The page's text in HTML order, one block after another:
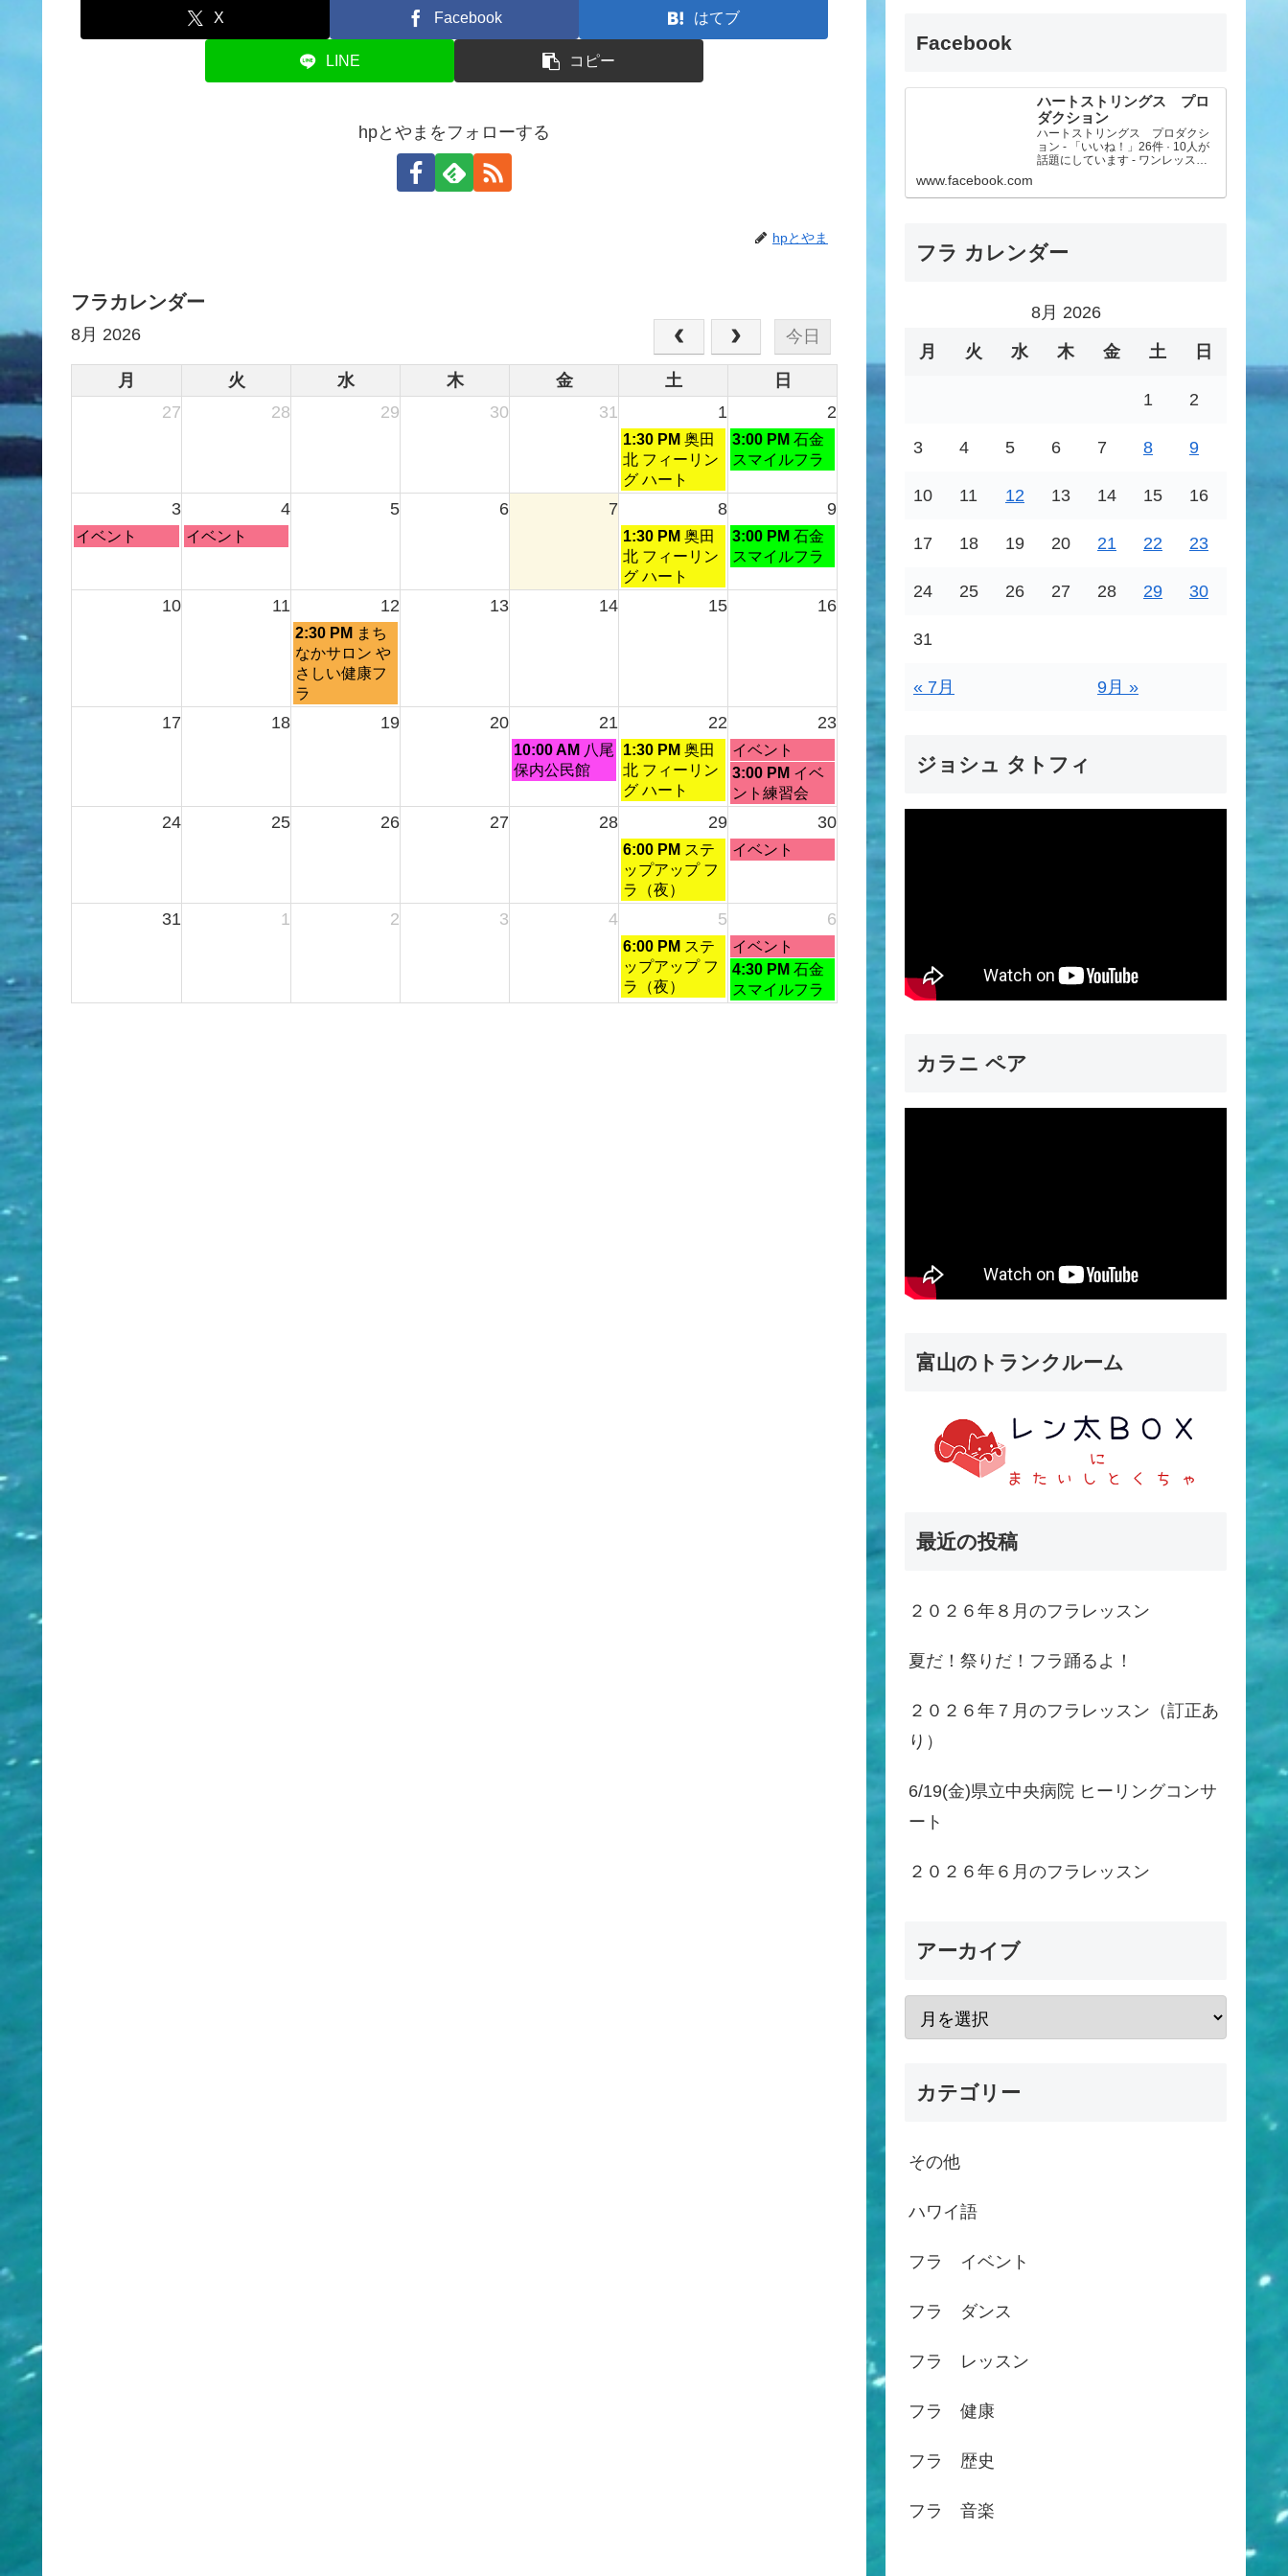
X Facebook はてブ
LINE コピー
hpとやまをフォローする
hpとやま
フラカレンダー
8月 2026 今日
月 火 水 木 金 土
日
27
28 29 30 31 1 2
土
曜
日,
8
1st
2026
1:30 PM 奥田
北 フィーリン
グ ハート
日
曜
8
2nd
2026
3:00 PM 石金
スマイルフラ
3 4 5 6 7 8 9
月
8
イベント
火
8
イベント
土
曜
日,
8
1:30 PM 奥田
北 フィーリン
グ ハート
日
曜
8
3:00 PM 石金
スマイルフラ
10 11 12 13 14 15 16
水
曜
日,
8
月
2:30 PM まち
なかサロン や
さしい健康フ
ラ
17 18 19 20 21 22 23
金
曜
8
10:00 AM 八尾
保内公民館
土
曜
日,
8
22nd
2026
1:30 PM 奥田
北 フィーリン
グ ハート
日
曜
日,
8
23rd
イベント
日
曜
日,
月
3:00 PM イベ
ント練習会
24 25 26 27 28 29 30
土
曜
日,
8
29th
2026
6:00 PM ステ
ップアップ フ
ラ（夜）
日
8
30th
2026
イベント
31 1 2 3 4 5 6
土
曜
日,
9
6:00 PM ステ
ップアップ フ
ラ（夜）
日
曜
日,
9
イベント
日
曜
日,
4:30 PM 石金
スマイルフラ
Facebook
ハートストリングス プロ
ダクション
ハートストリングス プロダクシ
ョン - 「いいね！」26件 · 10人が
話題にしています - ワンレッスン
とを目標にしています。心と体の
www.facebook.com
フラ カレンダー
8月 2026
月 火 水 木 金 土 日
1 2
3 4 5 6 7 8 9
10 11 12 13 14 15 16
17 18 19 20 21 22 23
24 25 26 27 28 29 30
31
« 7月 9月 »
ジョシュ タトフィ
カラニ ペア
富山のトランクルーム
最近の投稿
２０２６年８月のフラレッスン
夏だ！祭りだ！フラ踊るよ！
２０２６年７月のフラレッスン（訂正あ
り）
6/19(金)県立中央病院 ヒーリングコンサ
ート
２０２６年６月のフラレッスン
アーカイブ
カテゴリー
その他
ハワイ語
フラ イベント
フラ ダンス
フラ レッスン
フラ 健康
フラ 歴史
フラ 音楽